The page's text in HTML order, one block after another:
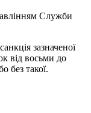
Служби
зазначеної
від восьми до
без такої.